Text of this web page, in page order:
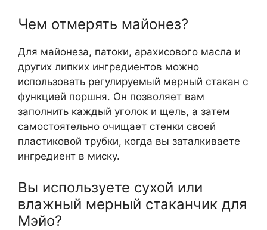
Чем отмерять майонез?
Для майонеза, патоки, арахисового масла и
других липких ингредиентов можно
использовать регулируемый мерный стакан с
функцией поршня. Он позволяет вам
заполнить каждый уголок и щель, а затем
самостоятельно очищает стенки своей
пластиковой трубки, когда вы заталкиваете
ингредиент в миску.
Вы используете сухой или
влажный мерный стаканчик для
Мэйо?